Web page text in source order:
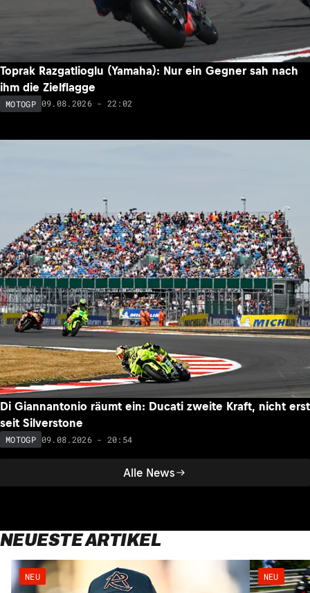
Alle News
Toprak Razgatlioglu (Yamaha): Nur ein Gegner sah nach
ihm die Zielflagge
MOTOGP 09.08.2026 - 22:02
Di Giannantonio räumt ein: Ducati zweite Kraft, nicht erst
seit Silverstone
MOTOGP 09.08.2026 - 20:54
NEUESTE ARTIKEL
NEU NEU